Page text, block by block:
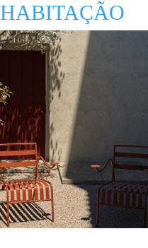
HABITAÇÃO